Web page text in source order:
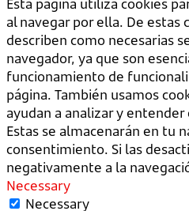
Esta página utiliza cookies
al navegar por ella. De estas
describen como necesarias
navegador, ya que son
funcionamiento de
página. También usamos
ayudan a analizar y
Estas se almacenarán en tu
consentimiento. Si las
negativamente a la
Necessary
Necessary